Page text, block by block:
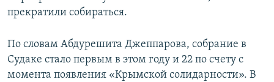
прекратили собираться.
По словам Абдурешита Джеппарова, собрание в
Судаке стало первым в этом году и 22 по счету с
момента появления «Крымской солидарности». В